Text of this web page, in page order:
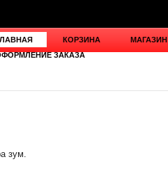
КОРЗИНА МАГАЗИН
ЗАКАЗА
зум.